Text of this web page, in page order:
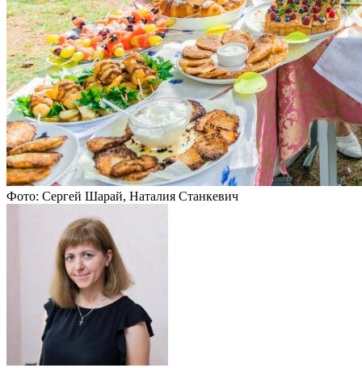
Фото: Сергей Шарай, Наталия Станкевич